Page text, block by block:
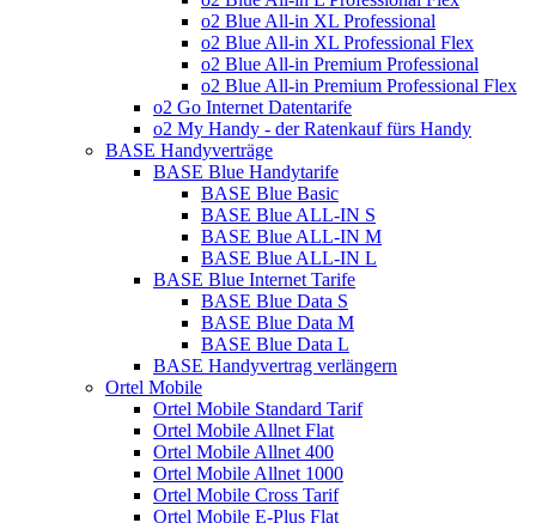
o2 Blue All-in XL Professional
o2 Blue All-in XL Professional Flex
o2 Blue All-in Premium Professional
o2 Blue All-in Premium Professional Flex
o2 Go Internet Datentarife
o2 My Handy - der Ratenkauf fürs Handy
BASE Handyverträge
BASE Blue Handytarife
BASE Blue Basic
BASE Blue ALL-IN S
BASE Blue ALL-IN M
BASE Blue ALL-IN L
BASE Blue Internet Tarife
BASE Blue Data S
BASE Blue Data M
BASE Blue Data L
BASE Handyvertrag verlängern
Ortel Mobile
Ortel Mobile Standard Tarif
Ortel Mobile Allnet Flat
Ortel Mobile Allnet 400
Ortel Mobile Allnet 1000
Ortel Mobile Cross Tarif
Ortel Mobile E-Plus Flat